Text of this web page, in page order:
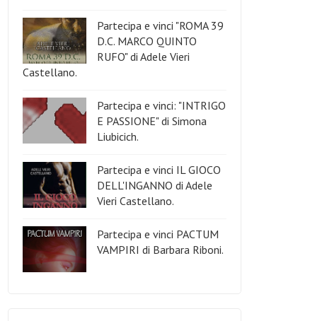
Partecipa e vinci "ROMA 39
D.C. MARCO QUINTO
RUFO" di Adele Vieri
Castellano.
Partecipa e vinci: "INTRIGO
E PASSIONE" di Simona
Liubicich.
Partecipa e vinci IL GIOCO
DELL'INGANNO di Adele
Vieri Castellano.
Partecipa e vinci PACTUM
VAMPIRI di Barbara Riboni.